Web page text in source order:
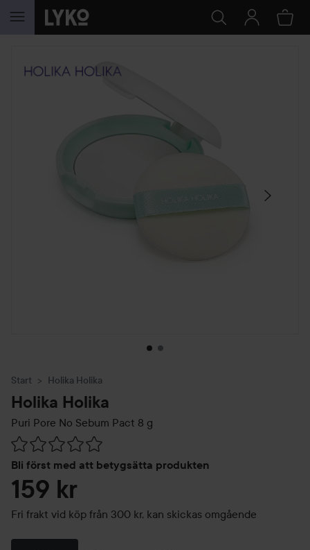
HOPPA TILL INNEHÅLLET
HOPPA ÖVER SEKTIONEN
Start Holika Holika
Holika Holika
Puri Pore No Sebum Pact 8 g
Bli först med att betygsätta produkten
Hoppa till Betyg & kommentarer
159 kr
Fri frakt vid köp från 300 kr, kan skickas omgående